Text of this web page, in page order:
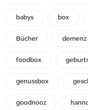
babys box
Bücher demenz
foodbox
genussbox
goodnooz